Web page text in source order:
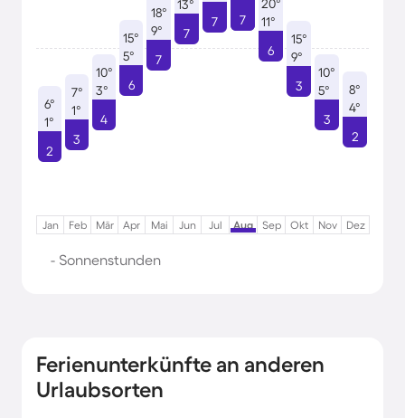
6°
1°
2
7°
1°
3
10°
3°
4
15°
5°
6
18°
9°
7
13°
7
7
7
20°
11°
6
15°
9°
3
10°
5°
3
8°
4°
2
Jan Feb Mär Apr Mai Jun Jul Aug Sep Okt Nov Dez
- Sonnenstunden
Ferienunterkünfte an anderen
Urlaubsorten